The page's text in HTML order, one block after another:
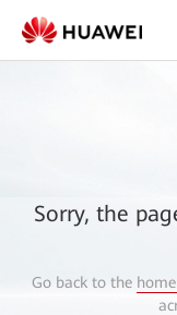
Sorry, the
Go back to the